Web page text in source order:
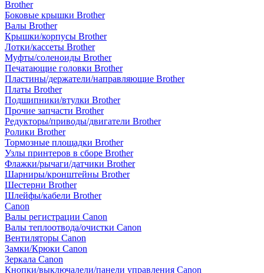
Brother
Боковые крышки Brother
Валы Brother
Крышки/корпусы Brother
Лотки/кассеты Brother
Муфты/соленоиды Brother
Печатающие головки Brother
Пластины/держатели/направляющие Brother
Платы Brother
Подшипники/втулки Brother
Прочие запчасти Brother
Редукторы/приводы/двигатели Brother
Ролики Brother
Тормозные площадки Brother
Узлы принтеров в сборе Brother
Флажки/рычаги/датчики Brother
Шарниры/кронштейны Brother
Шестерни Brother
Шлейфы/кабели Brother
Canon
Валы регистрации Canon
Валы теплоотвода/очистки Canon
Вентиляторы Canon
Замки/Крюки Canon
Зеркала Canon
Кнопки/выключалели/панели управления Canon